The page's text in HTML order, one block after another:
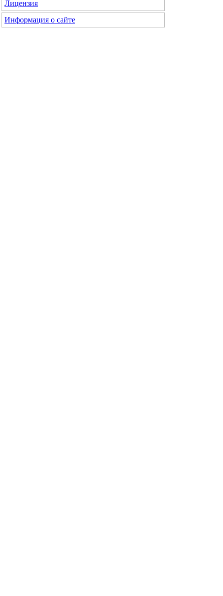
Лицензия
Информация о сайте